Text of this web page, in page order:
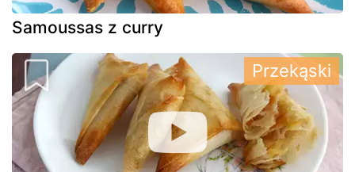
Samoussas z curry
Przekąski